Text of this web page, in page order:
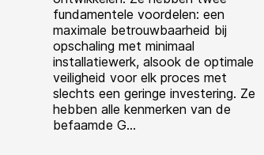
fundamentele voordelen: een
maximale betrouwbaarheid bij
opschaling met minimaal
installatiewerk, alsook de optimale
veiligheid voor elk proces met
slechts een geringe investering. Ze
hebben alle kenmerken van de
befaamde G...